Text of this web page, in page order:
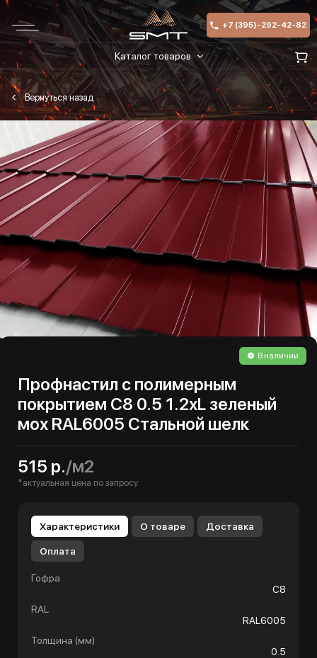
+7 (395)-292-42-82
Каталог товаров
В наличии
Профнастил с полимерным
покрытием С8 0.5 1.2хL зеленый
мох RAL6005 Стальной шелк
515 р./м2
*актуальная цена по запросу
Характеристики О товаре Доставка
Оплата
Гофра
С8
RAL
RAL6005
Толщина (мм)
0.5